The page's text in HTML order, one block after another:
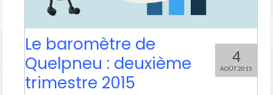
4
AOÛT 2015
Le baromètre de
Quelpneu : deuxième
trimestre 2015